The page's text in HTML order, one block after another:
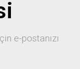
e-postanızı